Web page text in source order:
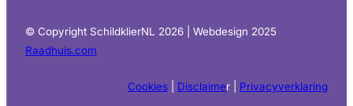
© Copyright SchildklierNL 2026 | Webdesign 2025
Raadhuis.com
Cookies Disclaimer | Privacyverklaring